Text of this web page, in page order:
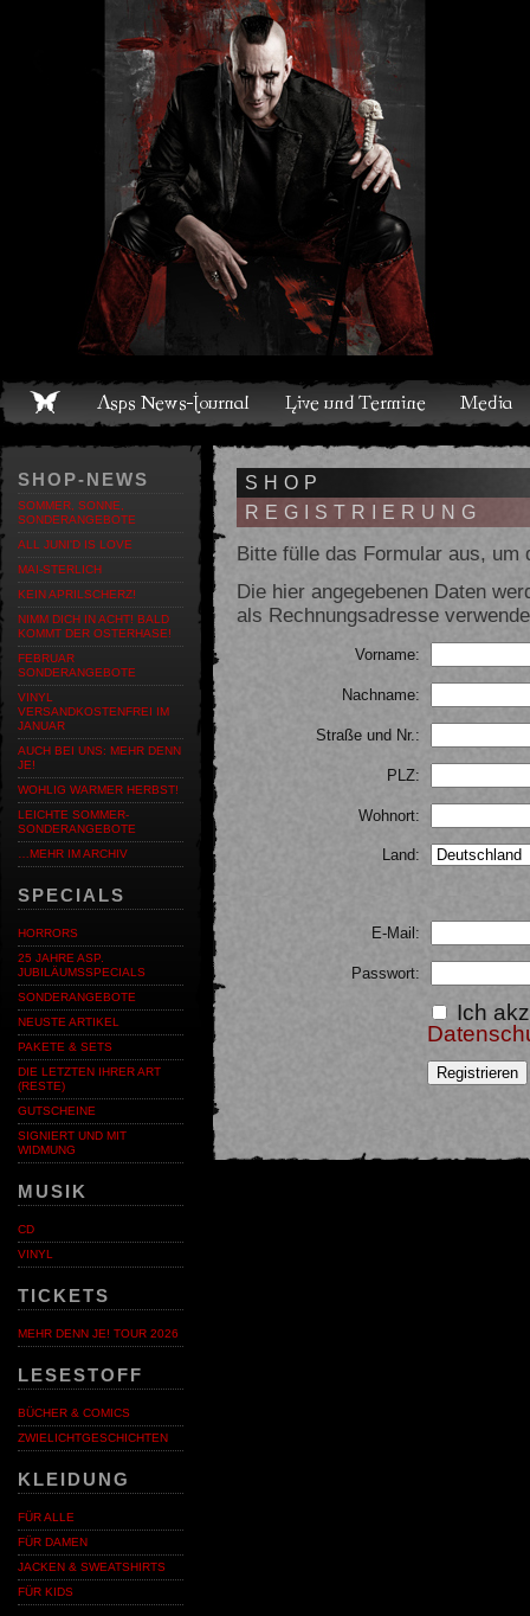
Live und Termine Media Shop Band Discografie
SHOP-NEWS
SOMMER, SONNE,
SONDERANGEBOTE
ALL JUNI'D IS LOVE
MAI-STERLICH
KEIN APRILSCHERZ!
NIMM DICH IN ACHT! BALD
KOMMT DER OSTERHASE!
FEBRUAR
SONDERANGEBOTE
VINYL
VERSANDKOSTENFREI IM
JANUAR
AUCH BEI UNS: MEHR DENN
JE!
WOHLIG WARMER HERBST!
LEICHTE SOMMER-
SONDERANGEBOTE
…MEHR IM ARCHIV
SPECIALS
HORRORS
25 JAHRE ASP.
JUBILÄUMSSPECIALS
SONDERANGEBOTE
NEUSTE ARTIKEL
PAKETE & SETS
DIE LETZTEN IHRER ART
(RESTE)
GUTSCHEINE
SIGNIERT UND MIT
WIDMUNG
MUSIK
CD
VINYL
TICKETS
MEHR DENN JE! TOUR 2026
LESESTOFF
BÜCHER & COMICS
ZWIELICHTGESCHICHTEN
KLEIDUNG
FÜR ALLE
FÜR DAMEN
JACKEN & SWEATSHIRTS
FÜR KIDS
SHOP
REGISTRIERUNG
Bitte fülle das Formular aus, um
Die hier angegebenen Daten
als Rechnungsadresse
Vorname:
Nachname:
Straße und Nr.:
PLZ:
Wohnort:
Land:
E-Mail:
Passwort:
Ich
Registrieren